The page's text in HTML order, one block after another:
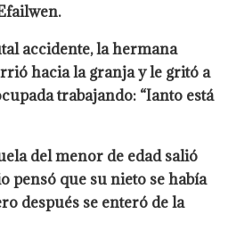
accidente, la hermana
hacia la granja y le gritó a
trabajando: “Ianto está
del menor de edad salió
pensó que su nieto se había
después se enteró de la